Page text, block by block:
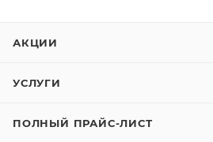
АКЦИИ
УСЛУГИ
ПОЛНЫЙ ПРАЙС-ЛИСТ